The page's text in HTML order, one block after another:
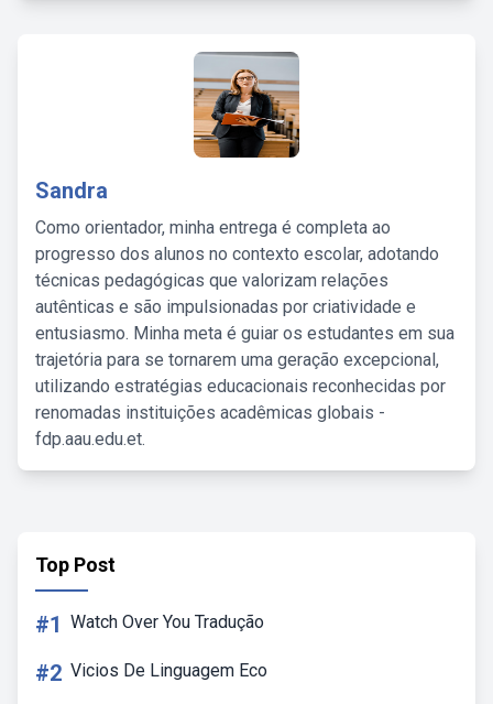
Sandra
Como orientador, minha entrega é completa ao
progresso dos alunos no contexto escolar, adotando
técnicas pedagógicas que valorizam relações
autênticas e são impulsionadas por criatividade e
entusiasmo. Minha meta é guiar os estudantes em sua
trajetória para se tornarem uma geração excepcional,
utilizando estratégias educacionais reconhecidas por
renomadas instituições acadêmicas globais -
fdp.aau.edu.et.
Top Post
#1 Watch Over You Tradução
#2 Vicios De Linguagem Eco